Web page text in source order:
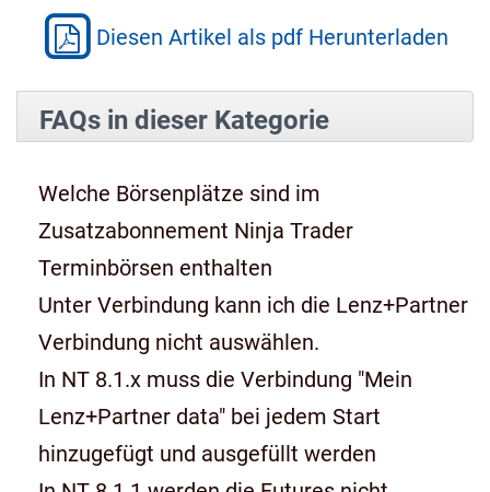
Diesen Artikel als pdf Herunterladen
FAQs in dieser Kategorie
Welche Börsenplätze sind im
Zusatzabonnement Ninja Trader
Terminbörsen enthalten
Unter Verbindung kann ich die Lenz+Partner
Verbindung nicht auswählen.
In NT 8.1.x muss die Verbindung "Mein
Lenz+Partner data" bei jedem Start
hinzugefügt und ausgefüllt werden